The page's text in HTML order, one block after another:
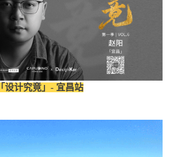
「设计究竟」- 宜昌站